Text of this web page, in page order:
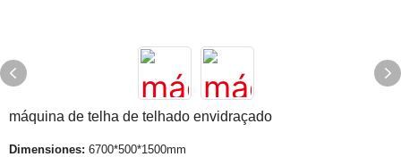
máquina de telha de telhado envidraçado
Dimensiones: 6700*500*1500mm